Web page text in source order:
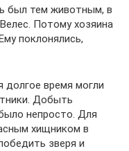
был тем животным, в
Потому хозяина
поклонялись,
время могли
Добыть
непросто. Для
хищником в
зверя и